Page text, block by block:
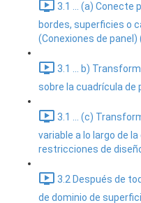
3.1 ... (a) Conecte
bordes, superficies o
(Conexiones de panel)
3.1 ... b)
sobre la cuadrícula de
3.1 ... (c)
variable a lo largo de
restricciones de
3.2 Después de
de dominio de